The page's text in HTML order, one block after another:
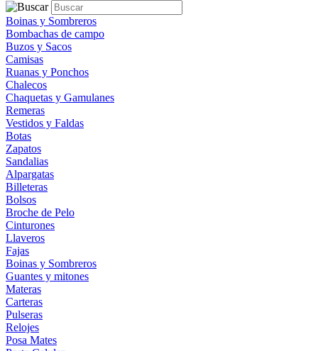
Boinas y Sombreros
Bombachas de campo
Buzos y Sacos
Camisas
Ruanas y Ponchos
Chalecos
Chaquetas y Gamulanes
Remeras
Vestidos y Faldas
Botas
Zapatos
Sandalias
Alpargatas
Billeteras
Bolsos
Broche de Pelo
Cinturones
Llaveros
Fajas
Boinas y Sombreros
Guantes y mitones
Materas
Carteras
Pulseras
Relojes
Posa Mates